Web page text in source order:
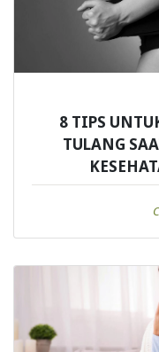
8 TIPS
TULANG